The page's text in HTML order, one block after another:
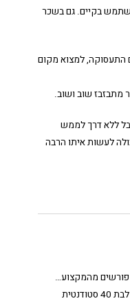
בקיים. גם בשכר
התעסוקה, למצוא מקום
מתבזבז שוב ושוב.
ללא דרך לממש
לעשות איתו הרבה
מה יש לך לומר על זה? יש בכלל סיכוי לבת 40 סטודנטית